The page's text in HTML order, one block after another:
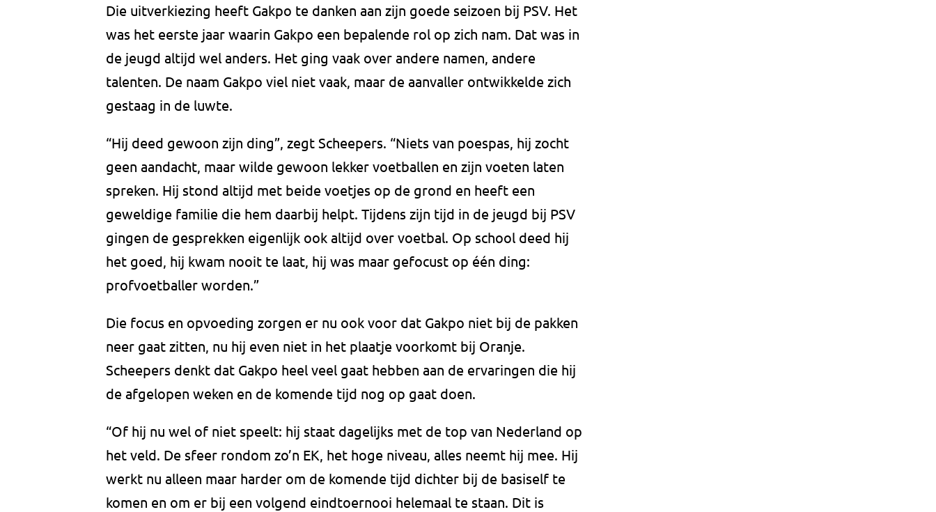
Die uitverkiezing heeft Gakpo te danken aan zijn goede seizoen bij PSV. Het
was het eerste jaar waarin Gakpo een bepalende rol op zich nam. Dat was in
de jeugd altijd wel anders. Het ging vaak over andere namen, andere
talenten. De naam Gakpo viel niet vaak, maar de aanvaller ontwikkelde zich
gestaag in de luwte.
“Hij deed gewoon zijn ding”, zegt Scheepers. “Niets van poespas, hij zocht
geen aandacht, maar wilde gewoon lekker voetballen en zijn voeten laten
spreken. Hij stond altijd met beide voetjes op de grond en heeft een
geweldige familie die hem daarbij helpt. Tijdens zijn tijd in de jeugd bij PSV
gingen de gesprekken eigenlijk ook altijd over voetbal. Op school deed hij
het goed, hij kwam nooit te laat, hij was maar gefocust op één ding:
profvoetballer worden.”
Die focus en opvoeding zorgen er nu ook voor dat Gakpo niet bij de pakken
neer gaat zitten, nu hij even niet in het plaatje voorkomt bij Oranje.
Scheepers denkt dat Gakpo heel veel gaat hebben aan de ervaringen die hij
de afgelopen weken en de komende tijd nog op gaat doen.
“Of hij nu wel of niet speelt: hij staat dagelijks met de top van Nederland op
het veld. De sfeer rondom zo’n EK, het hoge niveau, alles neemt hij mee. Hij
werkt nu alleen maar harder om de komende tijd dichter bij de basiself te
komen en om er bij een volgend eindtoernooi helemaal te staan. Dit is